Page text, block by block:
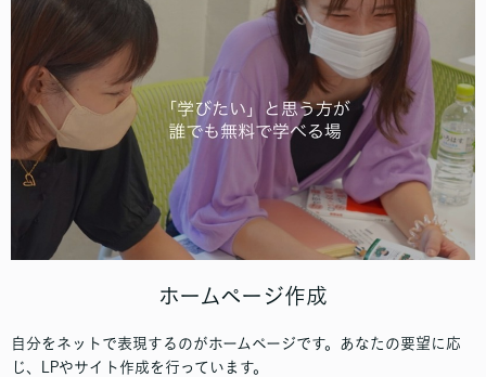
ホームページ作成
自分をネットで表現するのがホームページです。あなたの要望に応
じ、LPやサイト作成を行っています。